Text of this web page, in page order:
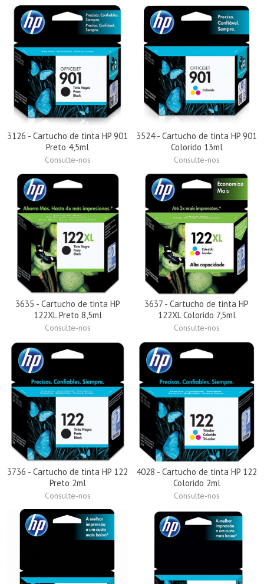
3126 - Cartucho de tinta HP 901
Preto 4,5ml
Consulte-nos
3524 - Cartucho de tinta HP 901
Colorido 13ml
Consulte-nos
3635 - Cartucho de tinta HP
122XL Preto 8,5ml
Consulte-nos
3637 - Cartucho de tinta HP
122XL Colorido 7,5ml
Consulte-nos
3736 - Cartucho de tinta HP 122
Preto 2ml
Consulte-nos
4028 - Cartucho de tinta HP 122
Colorido 2ml
Consulte-nos